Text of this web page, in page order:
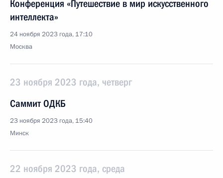
Конференция «Путешествие в мир искусственного
интеллекта»
24 ноября 2023 года, 17:10
Москва
23 ноября 2023 года, четверг
Саммит ОДКБ
23 ноября 2023 года, 15:40
Минск
22 ноября 2023 года, среда